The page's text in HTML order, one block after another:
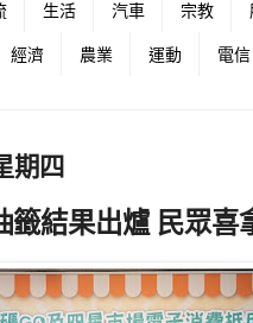
生活 汽車 宗教
經濟 農業 運動 電信
期四
籤結果出爐 民眾